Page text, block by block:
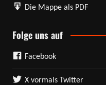
Die Mappe als PDF
Folge uns auf
Facebook
X vormals Twitter